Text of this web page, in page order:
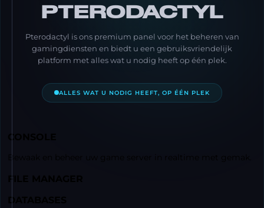
PTERODACTYL
Pterodactyl is ons premium panel voor het beheren van
gamingdiensten en biedt u een gebruiksvriendelijk
platform met alles wat u nodig heeft op één plek.
ALLES WAT U NODIG HEEFT, OP ÉÉN PLEK